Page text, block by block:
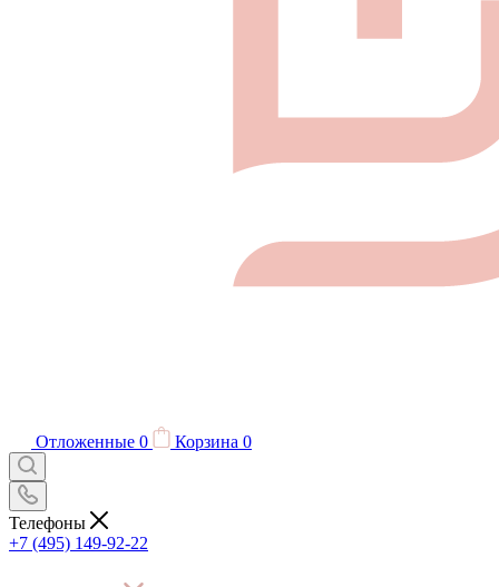
Отложенные 0 Корзина 0
Телефоны
+7 (495) 149-92-22